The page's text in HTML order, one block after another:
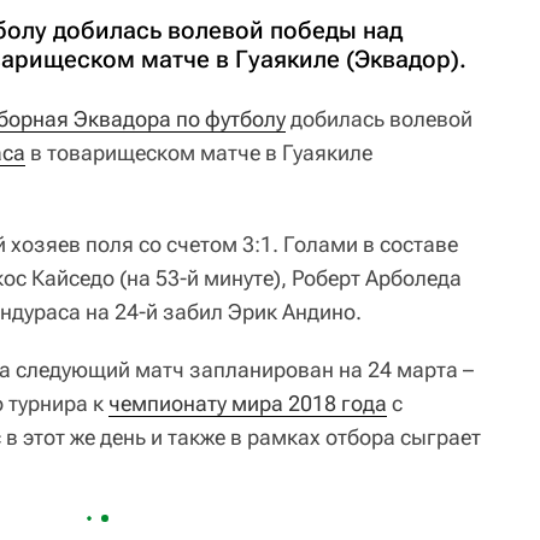
добилась волевой победы над
матче в Гуаякиле (Эквадор).
Эквадора по футболудобилась волевой
в товарищеском матче в Гуаякиле
поля со счетом 3:1. Голами в составе
Кайседо (на 53-й минуте), Роберт Арболеда
на 24-й забил Эрик Андино.
следующий матч запланирован на 24 марта –
турнира к чемпионату мира 2018 года с
в этот же день и также в рамках отбора сыграет